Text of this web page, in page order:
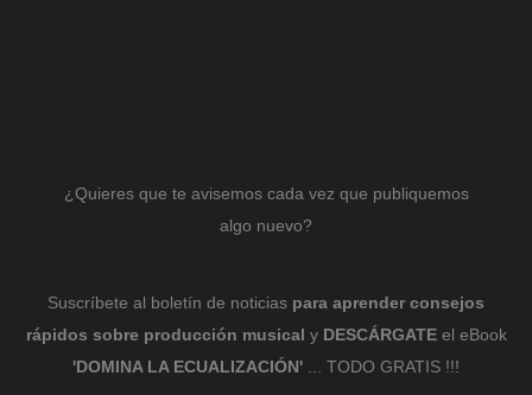
¿Quieres que te avisemos cada vez que publiquemos
algo nuevo?
Suscríbete al boletín de noticias para aprender consejos
rápidos sobre producción musical y DESCÁRGATEel eBook
'DOMINA LA ECUALIZACIÓN' ... TODO GRATIS !!!